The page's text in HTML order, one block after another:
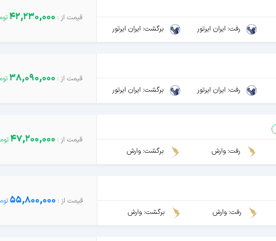
رفت: ایران ایرتور برگشت: ایران ایرتور
42,230,000
رفت: ایران ایرتور برگشت: ایران ایرتور
38,090,000
رفت: وارش برگشت: وارش
47,200,000
رفت: وارش برگشت: وارش
55,800,000